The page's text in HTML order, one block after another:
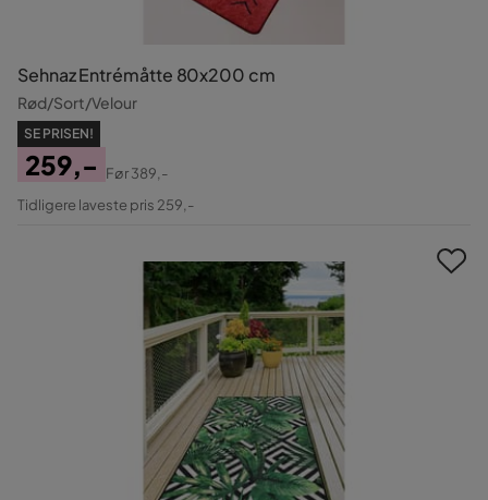
Sehnaz Entrémåtte 80x200 cm
Rød/Sort/Velour
SE PRISEN!
Pris
259,-
Original
Før389,-
Tidligere laveste pris 259,-